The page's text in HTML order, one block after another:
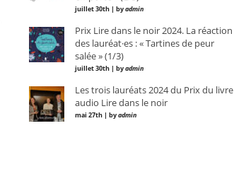
juillet 30th | byadmin
Prix Lire dans le noir 2024. La réaction
des lauréat·es : « Tartines de peur
salée » (1/3)
juillet 30th | byadmin
Les trois lauréats 2024 du Prix du livre
audio Lire dans le noir
mai 27th | byadmin